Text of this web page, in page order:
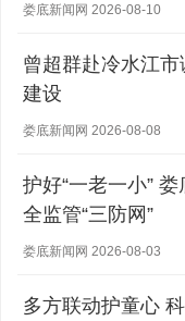
娄底新闻网 2026-08-10
曾超群赴冷水江市
建设
娄底新闻网 2026-08-08
护好“一老一小”
全监管“三防网”
娄底新闻网 2026-08-03
多方联动护童心